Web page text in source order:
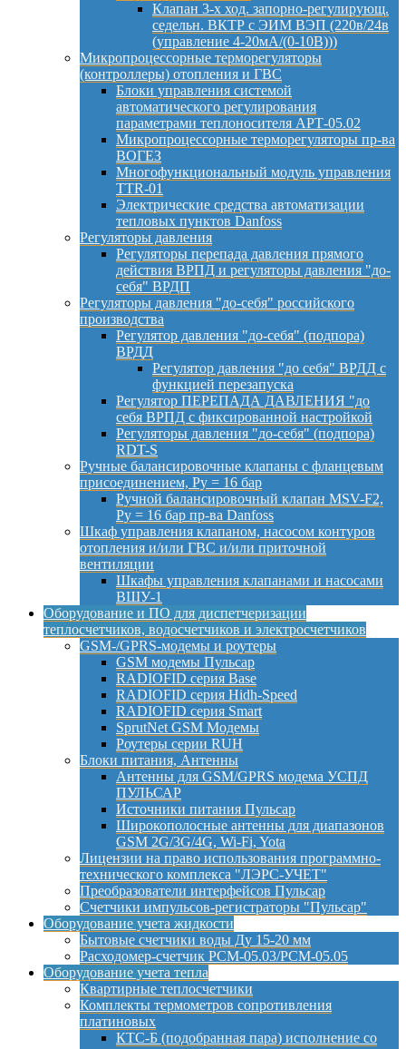
Клапан 3-х ход. запорно-регулирующ.
седельн. ВКТР с ЭИМ ВЭП (220в/24в
(управление 4-20мА/(0-10В)))
Микропроцессорные терморегуляторы
(контроллеры) отопления и ГВС
Блоки управления системой
автоматического регулирования
параметрами теплоносителя АРТ-05.02
Микропроцессорные терморегуляторы пр-ва
ВОГЕЗ
Многофункциональный модуль управления
TTR-01
Электрические средства автоматизации
тепловых пунктов Danfoss
Регуляторы давления
Регуляторы перепада давления прямого
действия ВРПД и регуляторы давления "до-
себя" ВРДП
Регуляторы давления "до-себя" российского
производства
Регулятор давления "до-себя" (подпора)
ВРДД
Регулятор давления "до себя" ВРДД с
функцией перезапуска
Регулятор ПЕРЕПАДА ДАВЛЕНИЯ "до
себя ВРПД с фиксированной настройкой
Регуляторы давления "до-себя" (подпора)
RDT-S
Ручные балансировочные клапаны с фланцевым
присоединением, Py = 16 бар
Ручной балансировочный клапан MSV-F2,
Py = 16 бар пр-ва Danfoss
Шкаф управления клапаном, насосом контуров
отопления и/или ГВС и/или приточной
вентиляции
Шкафы управления клапанами и насосами
ВШУ-1
Оборудование и ПО для диспетчеризации
теплосчетчиков, водосчетчиков и электросчетчиков
GSM-/GPRS-модемы и роутеры
GSM модемы Пульсар
RADIOFID серия Base
RADIOFID серия Hidh-Speed
RADIOFID серия Smart
SprutNet GSM Модемы
Роутеры серии RUH
Блоки питания, Антенны
Антенны для GSM/GPRS модема УСПД
ПУЛЬСАР
Источники питания Пульсар
Широкополосные антенны для диапазонов
GSM 2G/3G/4G, Wi-Fi, Yota
Лицензии на право использования программно-
технического комплекса "ЛЭРС-УЧЕТ"
Преобразователи интерфейсов Пульсар
Счетчики импульсов-регистраторы "Пульсар"
Оборудование учета жидкости
Бытовые счетчики воды Ду 15-20 мм
Расходомер-счетчик РСМ-05.03/РСМ-05.05
Оборудование учета тепла
Квартирные теплосчетчики
Комплекты термометров сопротивления
платиновых
КТС-Б (подобранная пара) исполнение со